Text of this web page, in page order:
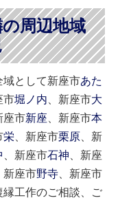
周辺地域
として新座市あた
市堀ノ内 、新座市大
座市新座 、新座市本
栄 、新座市栗原 、新
、新座市石神 、新座
新座市野寺 、新座市
縁工作のご相談、ご